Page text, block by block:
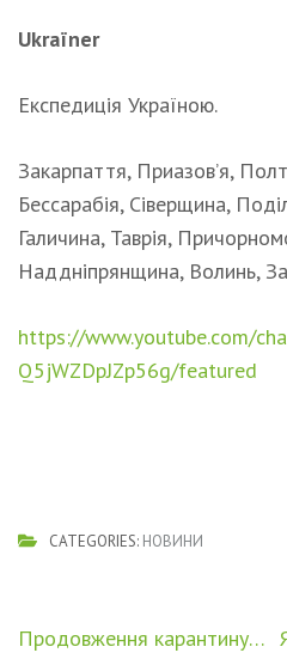
Ukraїner
Експедиція Україною.
Закарпаття, Приазов’я,
Бессарабія, Сіверщина,
Галичина, Таврія,
Наддніпрянщина, Волинь,
https://www.youtube.com/
Q5jWZDpJZp56g/featured
CATEGORIES: НОВИНИ
Навігація
Продовження карантину…